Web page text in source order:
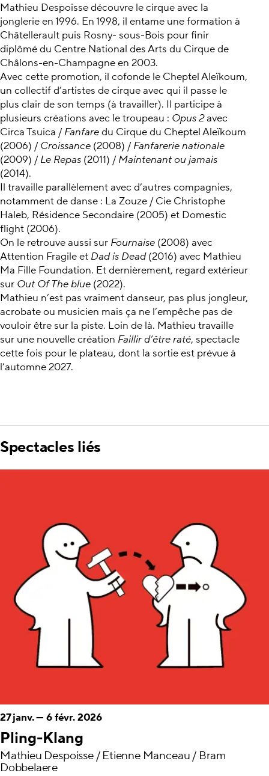
Mathieu Despoisse découvre le cirque avec la
jonglerie en 1996. En 1998, il entame une formation à
Châtellerault puis Rosny- sous-Bois pour finir
diplômé du Centre National des Arts du Cirque de
Châlons-en-Champagne en 2003.
Avec cette promotion, il cofonde le Cheptel Aleïkoum,
un collectif d’artistes de cirque avec qui il passe le
plus clair de son temps (à travailler). Il participe à
plusieurs créations avec le troupeau : Opus 2avec
Circa Tsuica /Fanfaredu Cirque du Cheptel Aleïkoum
(2006) /Croissance (2008) /Fanfarerie nationale
(2009) /Le Repas (2011) /Maintenant ou jamais
(2014).
Il travaille parallèlement avec d’autres compagnies,
notamment de danse : La Zouze / Cie Christophe
Haleb, Résidence Secondaire (2005) et Domestic
flight (2006).
On le retrouve aussi sur Fournaise (2008) avec
Attention Fragile et Dad is Dead(2016) avec Mathieu
Ma Fille Foundation. Et dernièrement, regard extérieur
sur Out Of The blue (2022).
Mathieu n’est pas vraiment danseur, pas plus jongleur,
acrobate ou musicien mais ça ne l’empêche pas de
vouloir être sur la piste. Loin de là. Mathieu travaille
sur une nouvelle création Faillir d’être raté, spectacle
cette fois pour le plateau, dont la sortie est prévue à
l’automne 2027.
Spectacles liés
Pling-Klang
27 janv.—6 févr. 2026
Mathieu Despoisse / Étienne Manceau / Bram
Dobbelaere